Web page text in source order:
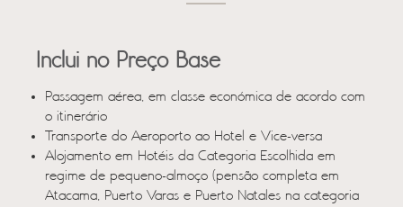
Inclui no Preço Base
Passagem aérea, em classe económica de acordo com
o itinerário
Transporte do Aeroporto ao Hotel e Vice-versa
Alojamento em Hotéis da Categoria Escolhida em
regime de pequeno-almoço (pensão completa em
Atacama, Puerto Varas e Puerto Natales na categoria